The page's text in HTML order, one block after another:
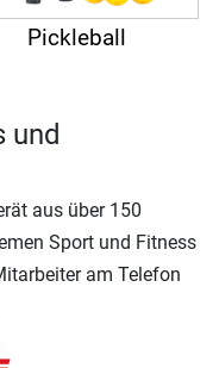
Pickleball
und
aus über 150
Sport und Fitness
am Telefon